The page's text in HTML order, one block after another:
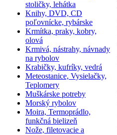
stoličky, lehátka
Knihy, DVD, CD
poľovnícke, rybárske
Krmítka, praky, kobry,
olová
Krmivá, nástrahy, návnady
na rybolov
Krabičky, kufríky, vedrá
Meteostanice, Vysielačky,
Teplomery
Muškárske potreby
Morský rybolov
Moira, Termoprádlo,
funkčná bielizeň
Nože, filetovacie a